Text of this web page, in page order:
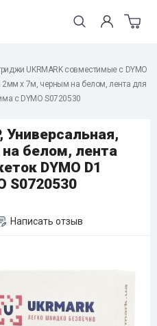
UKRMARK совместимые с DYMO
х 7м, черным на белом, лента для
с DYMO S0720530
Универсальная,
белом, лента
DYMO D1
S0720530
Написать отзыв